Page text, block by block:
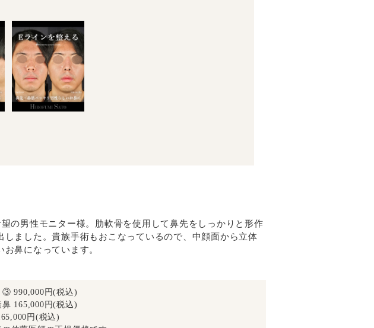
の男性モニター様。肋軟骨を使用して鼻先をしっかりと形作
しました。貴族手術もおこなっているので、中顔面から立体
鼻になっています。
③ 990,000円(税込)
鼻 165,000円(税込)
円(税込)